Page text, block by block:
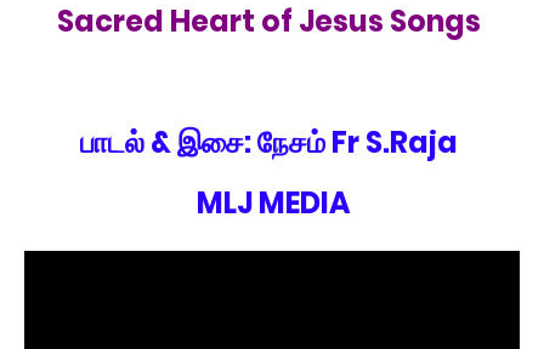
Sacred Heart of Jesus Songs
பாடல் & இசை: நேசம் Fr S.Raja
MLJ MEDIA